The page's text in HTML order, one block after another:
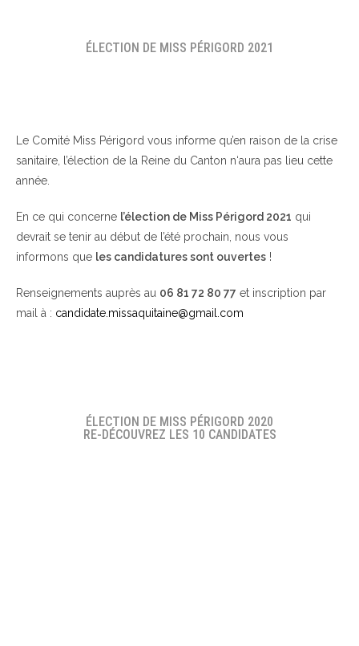
ÉLECTION DE MISS PÉRIGORD 2021
Le Comité Miss Périgord vous informe qu’en raison de la crise
sanitaire, l’élection de la Reine du Canton n‘aura pas lieu cette
année.
En ce qui concerne l’élection de Miss Périgord 2021 qui
devrait se tenir au début de l’été prochain, nous vous
informons que les candidatures sont ouvertes !
Renseignements auprès au 06 81 72 80 77 et inscription par
mail à : candidate.missaquitaine@gmail.com
ÉLECTION DE MISS PÉRIGORD 2020
RE-DÉCOUVREZ LES 10 CANDIDATES